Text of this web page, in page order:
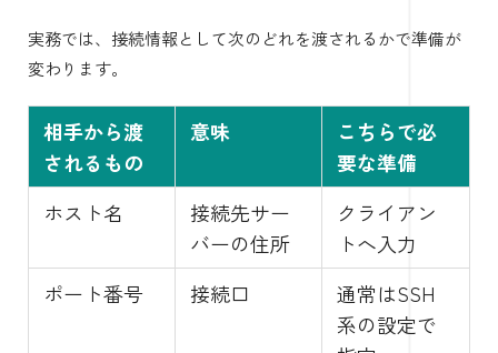
実務では、接続情報として次のどれを渡されるかで準備が
変わります。
相手から渡
されるもの
意味
こちらで必
要な準備
ホスト名
接続先サー
バーの住所
クライアン
トへ入力
ポート番号
接続口
通常はSSH
系の設定で